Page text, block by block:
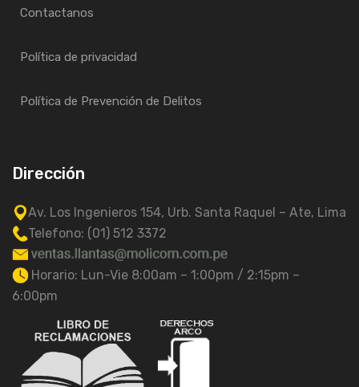
Contactanos
Política de privacidad
Política de Prevención de Delitos
Dirección
Av. Los Ingenieros 154, Urb. Santa Raquel – Ate, Lima
Telefono: (01) 512 3372
Horario: Lun-Vie 8:00am – 1:00pm / 2:15pm –
6:00pm